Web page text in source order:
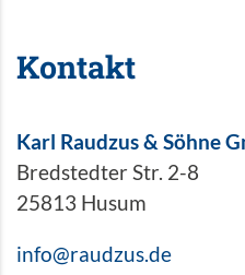
Kontakt
Karl Raudzus & Söhne
Bredstedter Str. 2-8
25813 Husum
info@raudzus.de